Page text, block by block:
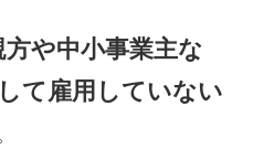
方や中小事業主な
て雇用していない